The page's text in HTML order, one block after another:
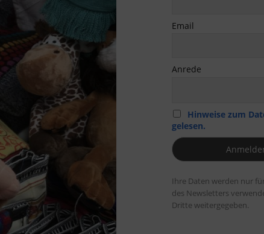
Email
Anrede
Hinweise zum
gelesen.
Ihre Daten werden nur
des Newsletters
Dritte weitergegeben.